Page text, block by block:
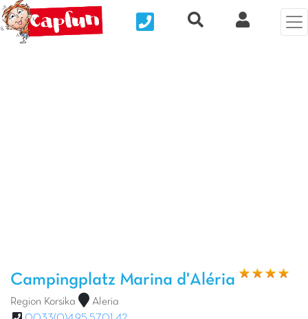
Nous contacterRecherche rapide
Clix
Campingplatz Marina d'Aléria
Region Korsika
Aleria